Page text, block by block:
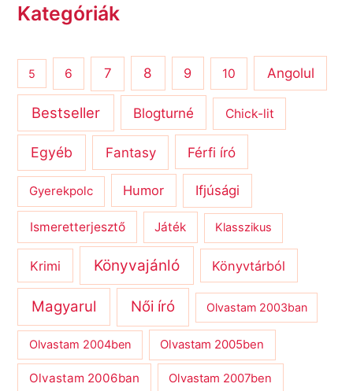
Kategóriák
5 6 7 8 9 10 Angolul
Bestseller Blogturné Chick-lit
Egyéb Fantasy Férfi író
Gyerekpolc Humor Ifjúsági
Ismeretterjesztő Játék Klasszikus
Krimi Könyvajánló Könyvtárból
Magyarul Női író Olvastam 2003ban
Olvastam 2004ben Olvastam 2005ben
Olvastam 2006ban Olvastam 2007ben